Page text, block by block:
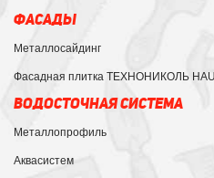
ФАСАДЫ
Металлосайдинг
Фасадная плитка ТЕХНОНИКОЛЬ
ВОДОСТОЧНАЯ СИСТЕМА
Металлопрофиль
Аквасистем